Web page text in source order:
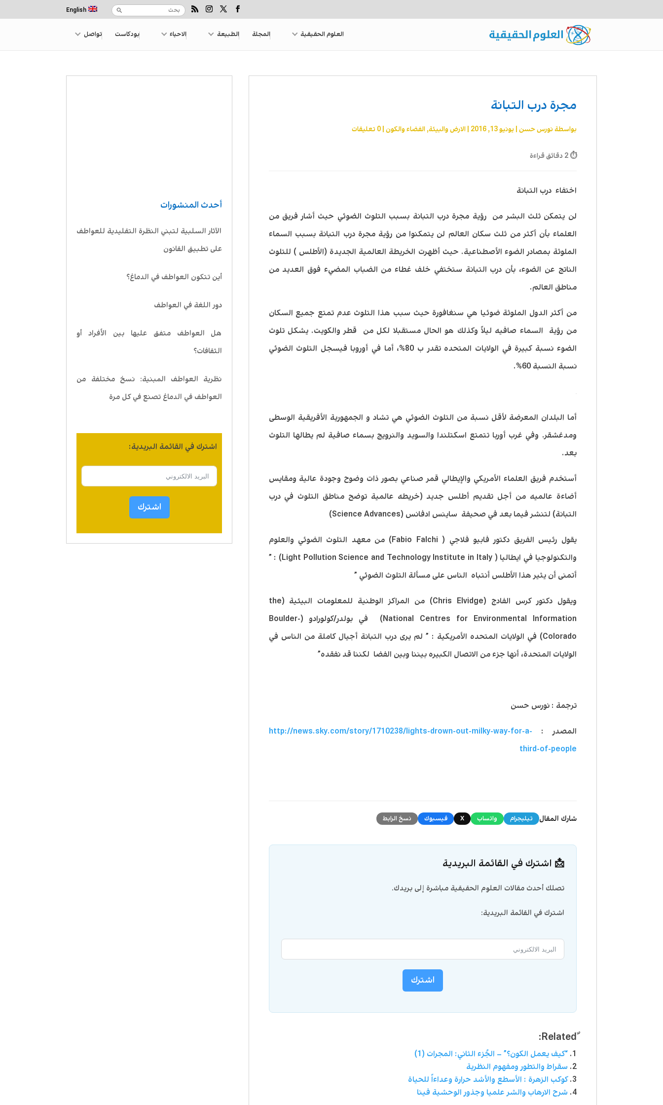
English
العلوم الحقيقية المجلة الطبيعة الاحياء بودكاست تواصل
أحدث المنشورات
الآثار السلبية لتبني النظرة التقليدية للعواطف
على تطبيق القانون
أين تتكون العواطف في الدماغ؟
دور اللغة في العواطف
هل العواطف متفق عليها بين الأفراد أو
الثقافات؟
نظرية العواطف المبنية: نسخ مختلفة من
العواطف في الدماغ تصنع في كل مرة
اشترك في القائمة البريدية:
اشترك
مجرة درب التبانة
بواسطةنورس حسن |يونيو 13, 2016 |الارض والبيئة,الفضاء والكون |0 تعليقات
⏱ 2 دقائق قراءة
اختفاء درب التبانة
لن يتمكن ثلث البشر من رؤية مجرة درب التبانة بسبب التلوث الضوئي حيث أشار فريق من
العلماء بأن أكثر من ثلث سكان العالم لن يتمكنوا من رؤية مجرة درب التبانة بسبب السماء
الملوثة بمصادر الضوء الأصطناعية. حيث أظهرت الخريطة العالمية الجديدة (الأطلس ) للتلوث
الناتج عن الضوء، بأن درب التبانة ستختفي خلف غطاء من الضباب المضيء فوق العديد من
مناطق العالم.
من أكثر الدول الملوثة ضوئيا هي سنغافورة حيث سبب هذا التلوث عدم تمتع جميع السكان
من رؤية السماء صافيه ليلاً وكذلك هو الحال مستقبلا لكل من قطر والكويت. يشكل تلوث
الضوء نسبة كبيرة في الولايات المتحده تقدر ب 80%، أما في أوروبا فيسجل التلوث الضوئي
نسبة النسبة 60%.
أما البلدان المعرضة لأقل نسبة من التلوث الضوئي هي تشاد و الجمهورية الأفريقية الوسطى
ومدغشقر. وفي غرب أوربا تتمتع اسكتلندا والسويد والنرويج بسماء صافية لم يطالها التلوث
بعد.
أستخدم فريق العلماء الأمريكي والإيطالي قمر صناعي بصور ذات وضوح وجودة عالية ومقايس
أضاءة عالميه من أجل تقديم أطلس جديد (خريطه عالمية توضح مناطق التلوث في درب
التبانة) لتنشر فيما بعد في صحيفة ساينس ادفانس (Science Advances)
يقول رئيس الفريق دكتور فابيو فلاجي ( Fabio Falchi) من معهد التلوث الضوئي والعلوم
والتكنولوجيا في ايطاليا ( Light Pollution Science and Technology Institute in Italy) : ”
أتمنى أن يثير هذا الأطلس أنتباه الناس على مسألة التلوث الضوئي ”
ويقول دكتور كرس الفادج (Chris Elvidge) من المراكز الوطنية للمعلومات البيئية (the
National Centres for Environmental Information) في بولدر/كولورادو (Boulder-
Colorado) في الولايات المتحده الأمريكية : ” لم يرى درب التبانة أجيال كاملة من الناس في
الولايات المتحدة، أنها جزء من الاتصال الكبيره بيننا وبين الفضا لكننا قد نفقده”
ترجمة : نورس حسن
المصدر : http://news.sky.com/story/1710238/lights-drown-out-milky-way-for-a-
third-of-people
شارك المقال تيليجرام واتساب X فيسبوك نسخ الرابط
📩 اشترك في القائمة البريدية
تصلك أحدث مقالات العلوم الحقيقية مباشرة إلى بريدك.
اشترك في القائمة البريدية:
اشترك
“كيف يعمل الكون؟” – الجُزء الثاني: المجرات (1)
سقراط والتطور ومفهوم النظرية
كوكب الزهرة : الأسطع والأشد حرارة وعداءاً للحياة
شرح الارهاب والشر علميا وجذور الوحشية فينا